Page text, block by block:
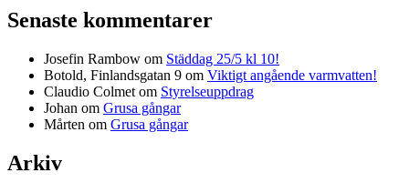
Senaste kommentarer
Josefin Rambow om Städdag 25/5 kl 10!
Botold, Finlandsgatan 9 om Viktigt angående varmvatten!
Claudio Colmet om Styrelseuppdrag
Johan om Grusa gångar
Mårten om Grusa gångar
Arkiv